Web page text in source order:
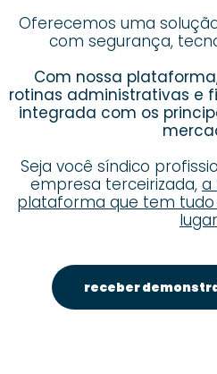
Oferecemos uma
com segurança,
Com nossa
rotinas administrativas e
integrada com os
Seja você síndico
empresa terceirizada, a
plataforma que tem
receber